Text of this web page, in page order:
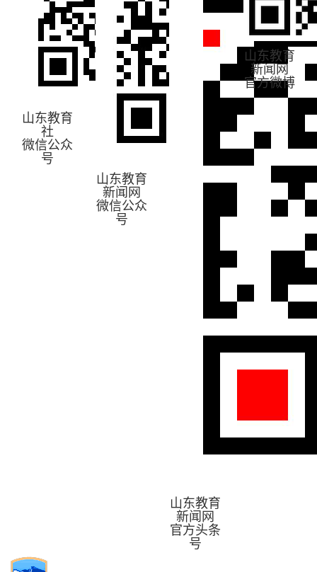
山东教育
社
微信公众
号
山东教育
新闻网
微信公众
号
山东教育
新闻网
官方头条
号
山东教育
新闻网
官方微博